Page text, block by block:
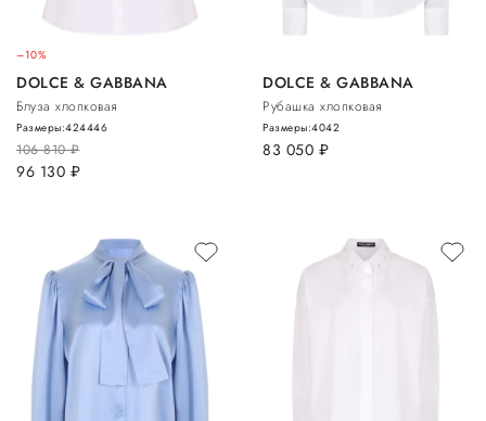
–10%
DOLCE & GABBANA
Блуза хлопковая
106 810руб.
96 130 руб.
Размеры:424446
DOLCE & GABBANA
Рубашка хлопковая
83 050 руб.
Размеры:4042